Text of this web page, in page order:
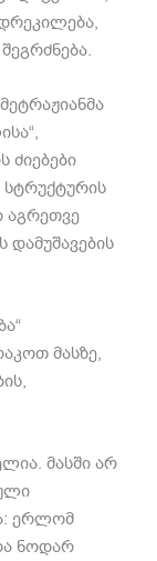
ძიებები
აგრეთვე
დამუშავების
მასზე,
მასში არ
ერლომ
ნოდარ